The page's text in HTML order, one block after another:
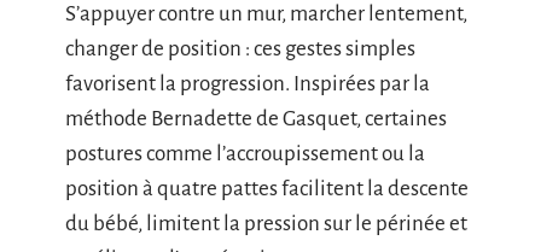
S’appuyer contre un mur, marcher lentement,
changer de position : ces gestes simples
favorisent la progression. Inspirées par la
méthode Bernadette de Gasquet, certaines
postures comme l’accroupissement ou la
position à quatre pattes facilitent la descente
du bébé, limitent la pression sur le périnée et